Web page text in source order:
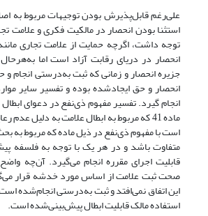
علی‌رغم قابل‌پذیرش بودن توجیهات مربوط به
استثنا بودن انحصار در مالکیت فکری و علامت
توجه داشت، اگرچه حمایت از علامت تجاری
انحصار در دریای رقابت آزاد است اما
جزیره انحصار و زمانی که ثبت به‌درستی انجام
انحصار و حق ایجادشده بوده و تفسیر سایر
انجام گیرد. تفسیر مفهوم ذی‌نفع در دعوای
است با مفهوم ذی‌نفع در ذیل ماده که مربوط به
متفاوت باشد و در هر یک با توجه به فلسفه
قابلیت اجرای مقرره انجام می‌گیرد. آن‌چه
صحت ثبت علامت از اساس مورد خدشه قرار
این اتفاق نمی‌افتد و ثبت به‌درستی انجام‌شده
استفاده مالک قابلیت ابطال پیش‌بینی‌شده است.